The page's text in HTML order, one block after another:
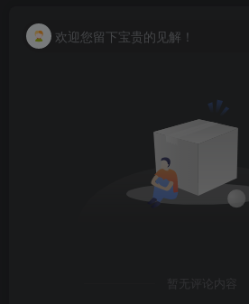
欢迎您留下宝贵的见解！
暂无评论内容